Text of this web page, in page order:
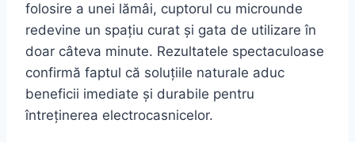
folosire a unei lămâi, cuptorul cu microunde
redevine un spațiu curat și gata de utilizare în
doar câteva minute. Rezultatele spectaculoase
confirmă faptul că soluțiile naturale aduc
beneficii imediate și durabile pentru
întreținerea electrocasnicelor.